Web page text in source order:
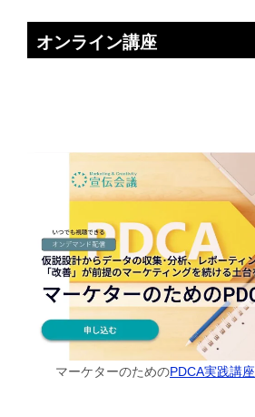
オンライン講座
マーケターのためのPDCA実践講座